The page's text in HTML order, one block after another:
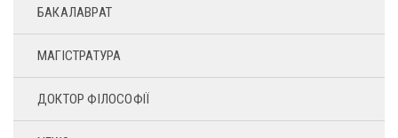
БАКАЛАВРАТ
МАГІСТРАТУРА
ДОКТОР ФІЛОСОФІЇ